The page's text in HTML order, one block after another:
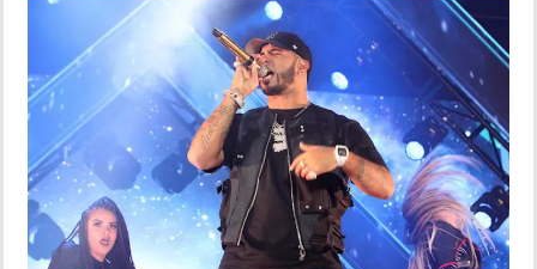
DEPORTES
MUNDO
INSÓLITAS
MULTIMEDIA